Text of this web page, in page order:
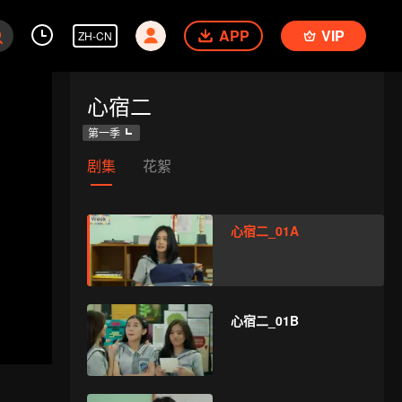
ZH-CN APP VIP
心宿二
第一季
剧集 花絮
心宿二_01A
心宿二_01B